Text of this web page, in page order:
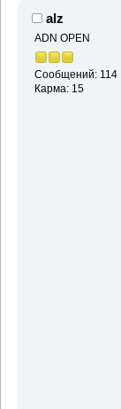
alz
ADN OPEN
Сообщений: 114
Карма: 15